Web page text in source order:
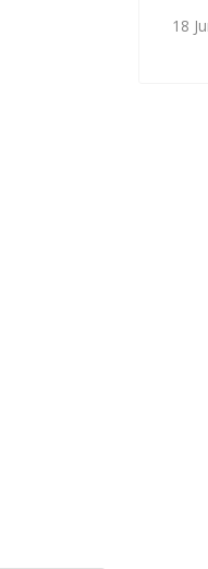
18